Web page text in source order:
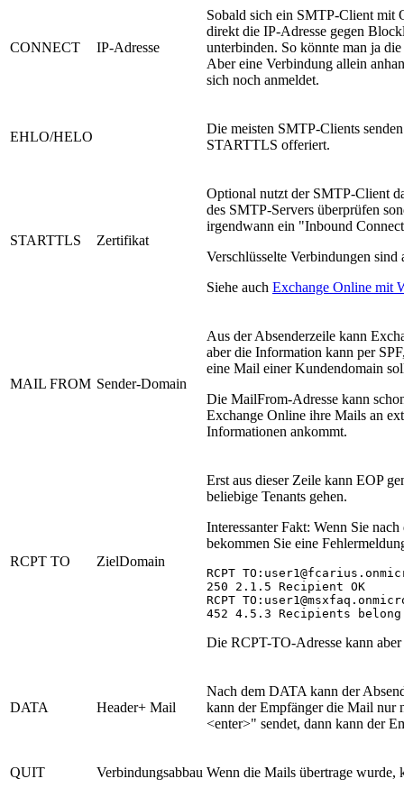
CONNECT IP-Adresse
Sobald sich ein SMTP-Client mit
direkt die IP-Adresse gegen
unterbinden. So könnte man ja
Aber eine Verbindung allein
sich noch anmeldet.
EHLO/HELO
Die meisten SMTP-Clients
STARTTLS offeriert.
STARTTLS Zertifikat
Optional nutzt der SMTP-Client
des SMTP-Servers überprüfen
irgendwann ein "Inbound
Verschlüsselte Verbindungen
Siehe auch Exchange Online mit
MAIL FROM Sender-Domain
Aus der Absenderzeile kann
aber die Information kann per
eine Mail einer Kundendomain
Die MailFrom-Adresse kann
Exchange Online ihre Mails an
Informationen ankommt.
RCPT TO ZielDomain
Erst aus dieser Zeile kann EOP
beliebige Tenants gehen.
Interessanter Fakt: Wenn Sie
bekommen Sie eine
RCPT
250 2.1.5 Recipient OK
RCPT
452 4.5.3 Recipients belong
Die RCPT-TO-Adresse kann
DATA Header+ Mail
Nach dem DATA kann der
kann der Empfänger die Mail nur
<enter>" sendet, dann kann der
QUIT Verbindungsabbau Wenn die Mails übertrage wurde,